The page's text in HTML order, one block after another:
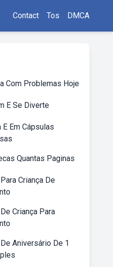
Contact Tos DMCA
Com Problemas Hoje
E Se Diverte
E Em Cápsulas
Quantas Paginas
Criança De
Criança Para
Aniversário De 1